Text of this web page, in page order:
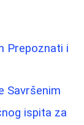
Prepoznati i
Savršenim
ispita za